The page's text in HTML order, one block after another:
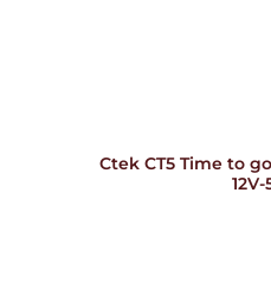
Ctek CT5 Time to